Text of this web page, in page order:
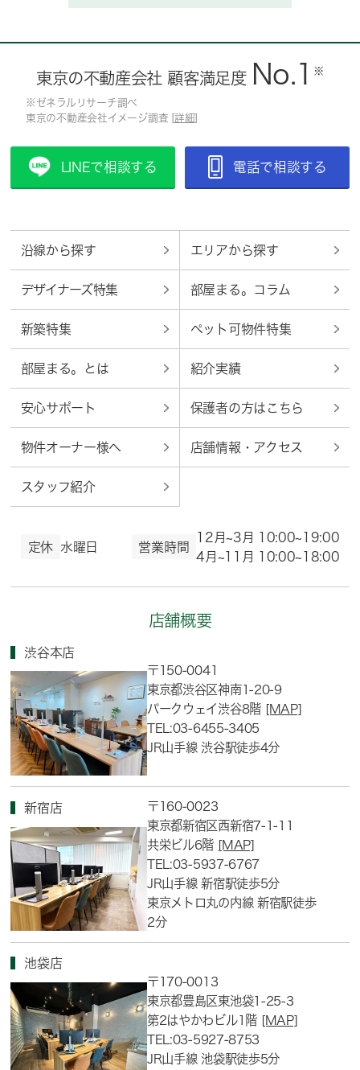
東京の不動産会社 顧客満足度 No.1 ※
※ゼネラルリサーチ調べ
東京の不動産会社イメージ調査 [ 詳細
LINEで相談する 電話で相談する
沿線から探す エリアから探す
デザイナーズ特集 部屋まる。コラム
新築特集 ペット可物件特集
部屋まる。とは 紹介実績
安心サポート 保護者の方はこちら
物件オーナー様へ 店舗情報・アクセス
スタッフ紹介
定休 水曜日 営業時間
12月~3月 10:00~19:00
4月~11月 10:00~18:00
店舗概要
渋谷本店
〒150-0041
東京都渋谷区神南1-20-9
パークウェイ渋谷8階 [MAP]
TEL:03-6455-3405
JR山手線 渋谷駅徒歩4分
新宿店
〒160-0023
東京都新宿区西新宿7-1-11
共栄ビル6階 [MAP]
TEL:03-5937-6767
JR山手線 新宿駅徒歩5分
東京メトロ丸の内線 新宿駅徒歩
2分
池袋店
〒170-0013
東京都豊島区東池袋1-25-3
第2はやかわビル1階 [MAP]
TEL:03-5927-8753
JR山手線 池袋駅徒歩5分